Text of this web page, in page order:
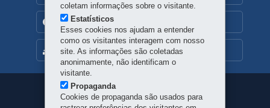
MAPA DO SITE
TRANSPARÊNCIA INSTITUCIONAL
Navegação
coletam informações sobre o visitante.
Estatísticos
Esses cookies nos ajudam a entender
como os visitantes interagem com nosso
site. As informações são coletadas
anonimamente, não identificam o
visitante.
Propaganda
Cookies de propaganda são usados para